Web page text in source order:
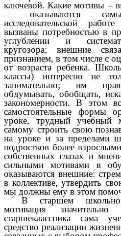
ключевой. Какие мотивы –
– оказываются
исследовательской
вызваны потребностью в
углублении и
кругозора; внешние
признанием, в том числе с
от возраста ребенка.
классы) интересно не
занимательно; им
обдумывать, обобщать,
закономерности. В этом
самостоятельные формы
уроке, трудный учебный
самому строить свою
на уроке и за пределами
подростков более
собственных глазах и
сильными мотивами в
оказываются внешние:
в коллективе, утвердить
мы должны ему в этом
В старшем
мотивация
старшеклассника сама
средство реализации